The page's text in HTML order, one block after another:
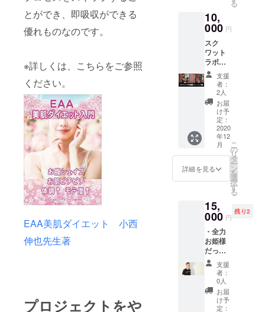
とができ、即吸収ができる
優れものなのです。
※詳しくは、こちらをご参照
ください。
EAA美肌ダイエット 小西
伸也先生著
プロジェクトをや
狙った
トレー
ニング
イベン
ト ス
クワッ
トフェ
スと
は？
→
https://
www.sq
uat-
labo.co
m/squa
tfes ・
来場者
ラボオ
リジナ
ルーツ
バンド
もこの
支援に
てご購
入いた
だけま
す。 ・
都内某
る
10,
000 円
スク
ワット
ラボ体
験ト
レーニ
ング
（60
分）権
・スク
ワット
ラボ
（小田
急線
向ヶ丘
遊園駅
の60分
の体験
トレー
ニング
を受け
られま
す。
（2020
年末ま
で有
効） ・
場所の
支援
者：
2人
お届
け予
定：
2020
年12
月
詳細を見る
こ
の
リ
タ
ー
ン
を
選
択
す
る
15,
000 円
残り2
・全力
お姫様
だっこ
権 ・私
（杉浦
巌）が
全力で
あなた
（また
支援
者：
0人
お届
け予
定：